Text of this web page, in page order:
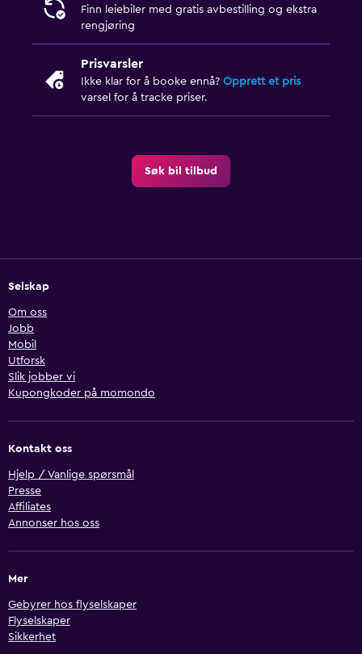
Finn leiebiler med gratis avbestilling og ekstra
rengjøring
Prisvarsler
Ikke klar for å booke ennå? Opprett et pris
varsel for å tracke priser.
Søk bil tilbud
Selskap
Om oss
Jobb
Mobil
Utforsk
Slik jobber vi
Kupongkoder på momondo
Kontakt oss
Hjelp / Vanlige spørsmål
Presse
Affiliates
Annonser hos oss
Mer
Gebyrer hos flyselskaper
Flyselskaper
Sikkerhet